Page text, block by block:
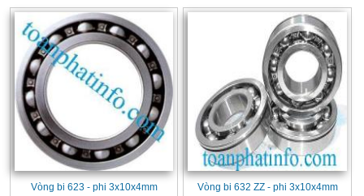
Vòng bi 623 - phi 3x10x4mm Vòng bi 632 ZZ - phi 3x10x4mm